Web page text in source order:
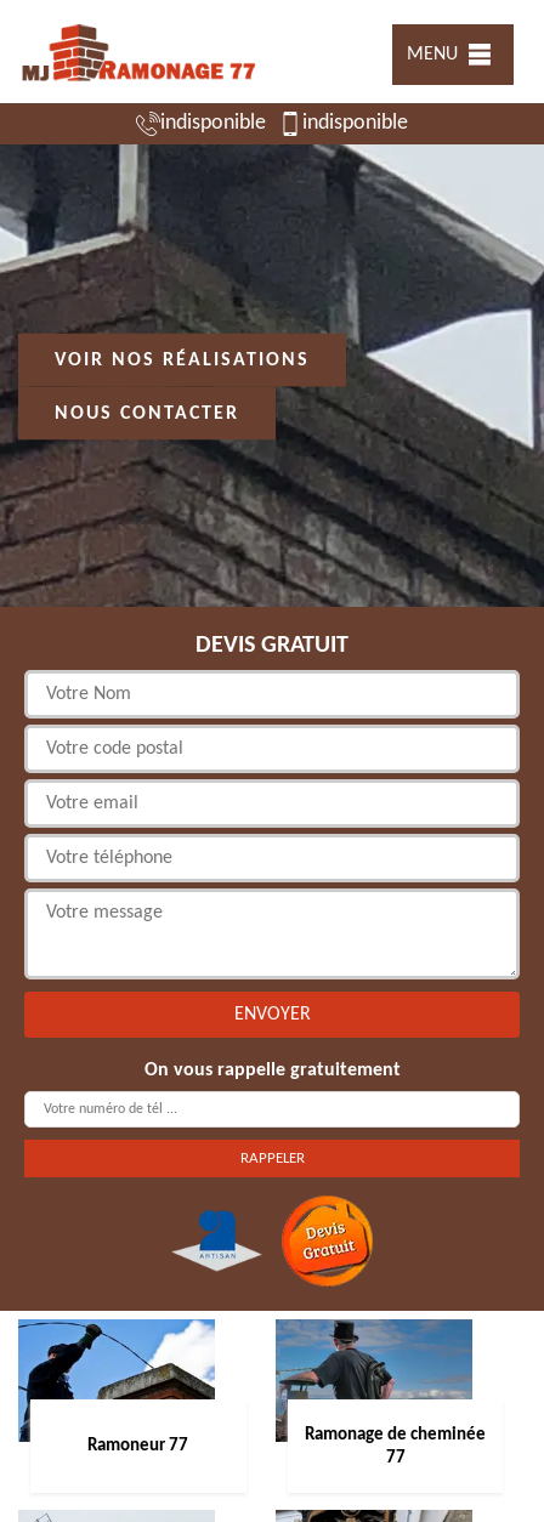
MENU
indisponible indisponible
VOIR NOS RÉALISATIONS
NOUS CONTACTER
DEVIS GRATUIT
On vous rappelle gratuitement
Ramoneur 77
Ramonage de cheminée
77